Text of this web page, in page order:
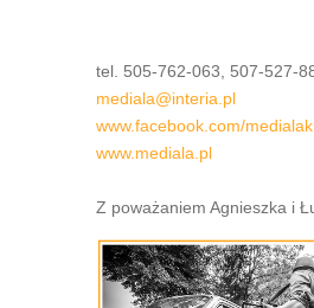
tel. 505-762-063, 507-527-
mediala@interia.pl
www.facebook.com/
www.mediala.pl
Z poważaniem Agnieszka i